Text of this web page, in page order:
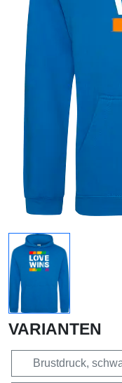
VARIANTEN
Brustdruck,